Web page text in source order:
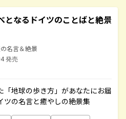
となるドイツのことばと絶景
名言＆絶景
発売
地球の歩き方」があなたにお届
ツの名言と癒やしの絶景集